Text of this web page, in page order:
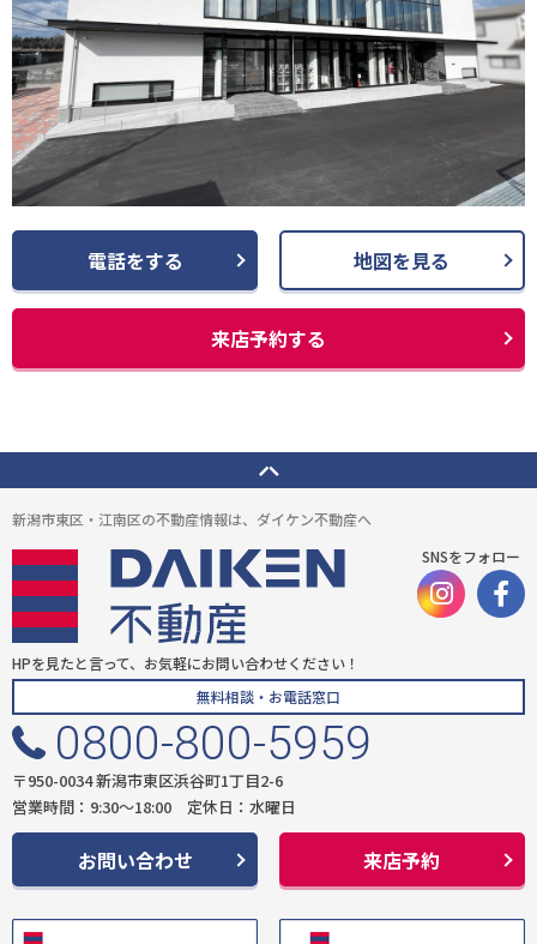
電話をする 地図を見る
来店予約する
新潟市東区・江南区の不動産情報は、ダイケン不動産へ
SNSをフォロー
HPを見たと言って、お気軽にお問い合わせください！
無料相談・お電話窓口
0800-800-5959
〒950-0034 新潟市東区浜谷町1丁目2-6
営業時間：9:30〜18:00 定休日：水曜日
お問い合わせ 来店予約